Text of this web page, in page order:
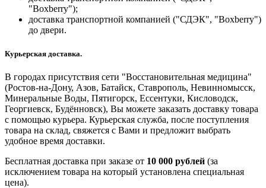
"Boxberry");
доставка транспортной компанией ("СДЭК", "Boxberry")
до двери.
Курьерская доставка.
В городах присутствия сети "Восстановительная медицина"
(Ростов-на-Дону, Азов, Батайск, Ставрополь, Невинномысск,
Минеральные Воды, Пятигорск, Ессентуки, Кисловодск,
Георгиевск, Будённовск), Вы можете заказать доставку товара
с помощью курьера. Курьерская служба, после поступления
товара на склад, свяжется с Вами и предложит выбрать
удобное время доставки.
Бесплатная доставка при заказе от 10 000 рублей (за
исключением товара на который установлена специальная
цена).